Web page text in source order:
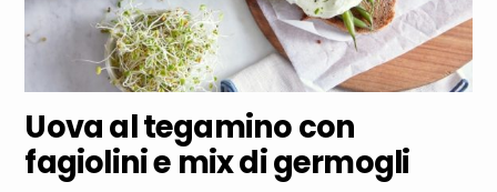
Uova al tegamino con
fagiolini e mix di germogli